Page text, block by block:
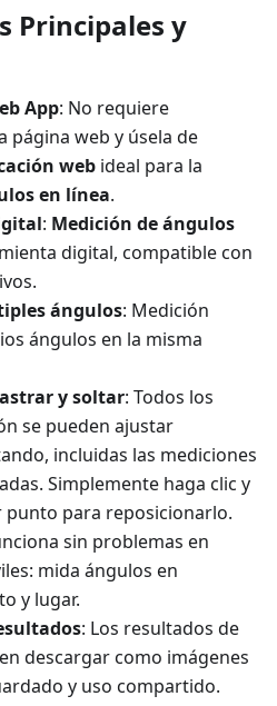
Principales y
App: No requiere
página web y úsela de
web ideal para la
en línea.
: Medición de ángulos
digital, compatible con
ángulos: Medición
ángulos en la misma
y soltar: Todos los
se pueden ajustar
incluidas las mediciones
Simplemente haga clic y
para reposicionarlo.
sin problemas en
mida ángulos en
y lugar.
: Los resultados de
descargar como imágenes
y uso compartido.